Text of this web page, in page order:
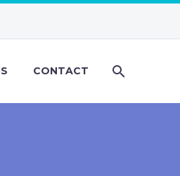
CONTACT